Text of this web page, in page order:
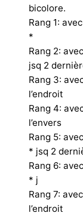
bicolore.
Rang 1:
*
Rang 2:
jsq 2
Rang 3:
l’endroit
Rang 4:
l’envers
Rang 5:
* jsq 2
Rang 6:
* j
Rang 7:
l’endroit